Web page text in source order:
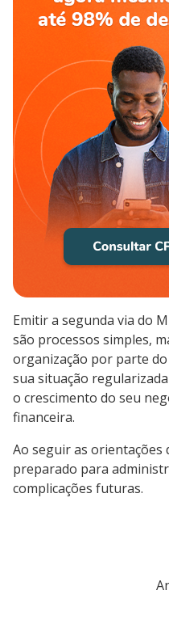
Emitir a segunda via do
são processos simples,
organização por parte
sua situação
o crescimento do seu
financeira.
Ao seguir as orientações
preparado para
complicações futuras.